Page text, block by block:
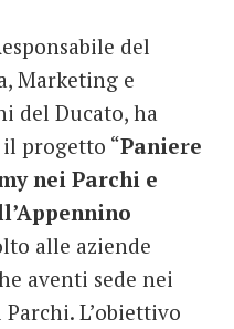
del
Marketing e
del Ducato, ha
progetto “Paniere
nei Parchi e
alle aziende
aventi sede nei
L’obiettivo